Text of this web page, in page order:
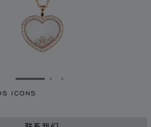
转到幻灯片 1转到幻灯片 2
转到幻灯片 3
ICONS